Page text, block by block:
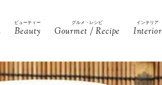
ビューティー
Beauty
グルメ・レシピ
Gourmet / Recipe
インテリア
Interior